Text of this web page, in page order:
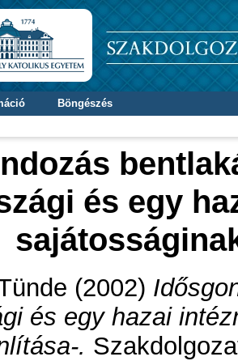
Böngészés
és egy
(2002)
és egy hazai
.